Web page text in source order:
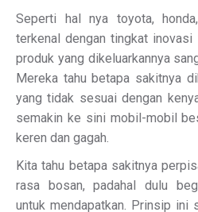
Seperti hal nya toyota,
terkenal dengan tingkat
produk yang dikeluarkannya
Mereka tahu betapa sakitnya
yang tidak sesuai dengan
semakin ke sini mobil-mobil
keren dan gagah.
Kita tahu betapa sakitnya
rasa bosan, padahal dulu
untuk mendapatkan. Prinsip ini